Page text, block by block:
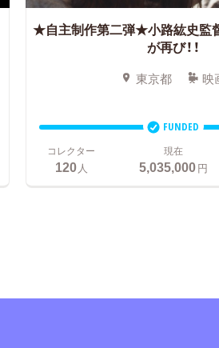
★自主制作第二弾★小路紘史監
が再び！！
東京都 映
FUNDED
コレクター
120人
現在
5,035,000円